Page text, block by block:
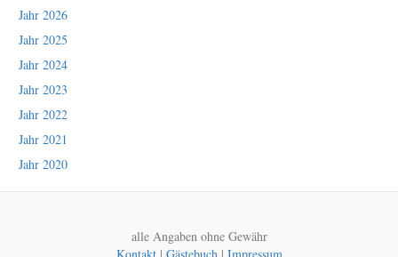
Jahr 2026
Jahr 2025
Jahr 2024
Jahr 2023
Jahr 2022
Jahr 2021
Jahr 2020
alle Angaben ohne Gewähr